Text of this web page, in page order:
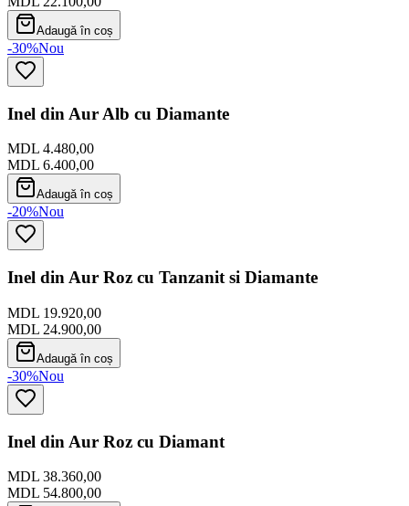
Adaugă în coș
-30%Nou
Inel din Aur Alb cu Diamante
MDL 4.480,00
MDL 6.400,00
Adaugă în coș
-20%Nou
Inel din Aur Roz cu Tanzanit si Diamante
MDL 19.920,00
MDL 24.900,00
Adaugă în coș
-30%Nou
Inel din Aur Roz cu Diamant
MDL 38.360,00
MDL 54.800,00